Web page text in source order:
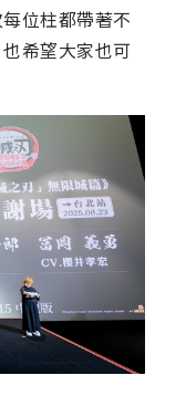
位柱都帶著不
希望大家也可